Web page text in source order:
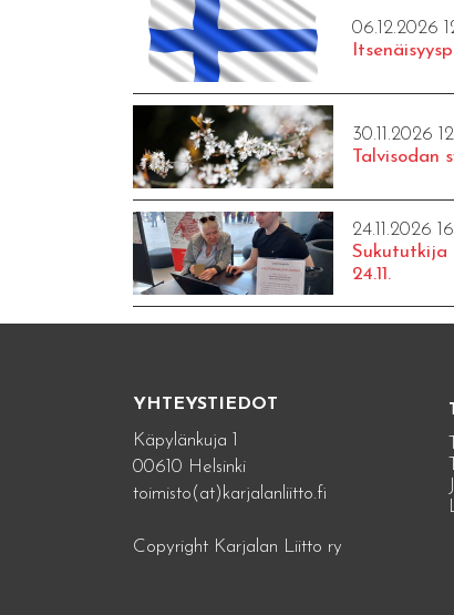
06.12.2026
30.11.2026
Talvisodan
24.11.2026
Sukututkija
24.11.
YHTEYSTIEDOT
Käpylänkuja 1
00610 Helsinki
toimisto(at)karjalanliitto.fi
Copyright Karjalan Liitto ry